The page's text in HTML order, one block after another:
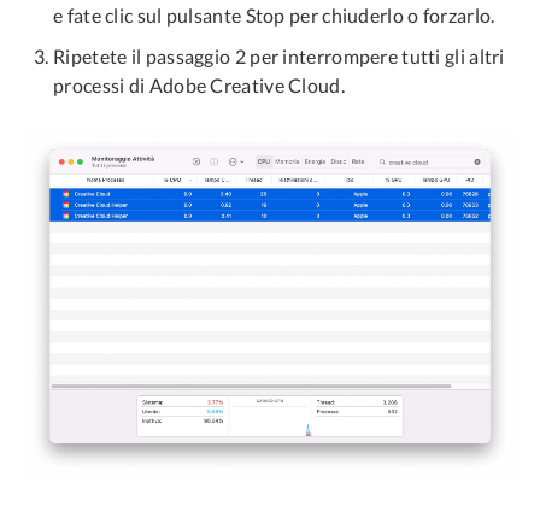
e fate clic sul pulsante Stop per chiuderlo o forzarlo.
Ripetete il passaggio 2 per interrompere tutti gli altri
processi di Adobe Creative Cloud.